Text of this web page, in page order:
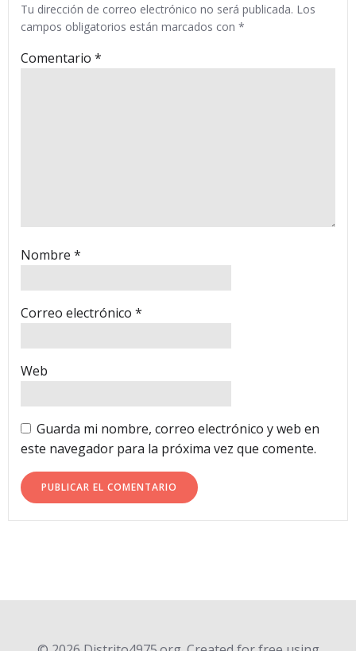
Tu dirección de correo electrónico no será publicada. Los
campos obligatorios están marcados con *
Comentario *
Nombre *
Correo electrónico *
Web
Guarda mi nombre, correo electrónico y web en
este navegador para la próxima vez que comente.